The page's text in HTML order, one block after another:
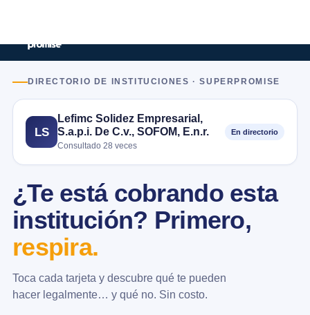
DIRECTORIO DE INSTITUCIONES · SUPERPROMISE
LS
Lefimc Solidez Empresarial,
S.a.p.i. De C.v., SOFOM, E.n.r.
Consultado 28 veces
En directorio
¿Te está cobrando esta
institución? Primero,
respira.
Toca cada tarjeta y descubre qué te pueden
hacer legalmente… y qué no. Sin costo.